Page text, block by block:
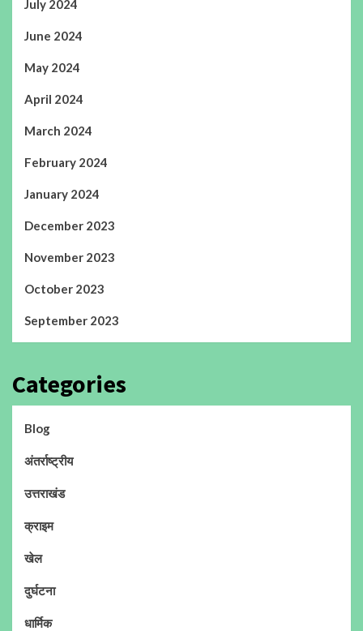
July 2024
June 2024
May 2024
April 2024
March 2024
February 2024
January 2024
December 2023
November 2023
October 2023
September 2023
Categories
Blog
अंतर्राष्ट्रीय
उत्तराखंड
क्राइम
खेल
दुर्घटना
धार्मिक